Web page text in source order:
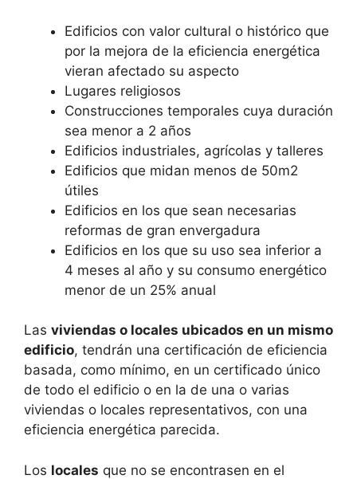
Edificios con valor cultural o histórico que
por la mejora de la eficiencia energética
vieran afectado su aspecto
Lugares religiosos
Construcciones temporales cuya duración
sea menor a 2 años
Edificios industriales, agrícolas y talleres
Edificios que midan menos de 50m2
útiles
Edificios en los que sean necesarias
reformas de gran envergadura
Edificios en los que su uso sea inferior a
4 meses al año y su consumo energético
menor de un 25% anual
Las viviendas o locales ubicados en un mismo
edificio, tendrán una certificación de eficiencia
basada, como mínimo, en un certificado único
de todo el edificio o en la de una o varias
viviendas o locales representativos, con una
eficiencia energética parecida.
Los locales que no se encontrasen en el